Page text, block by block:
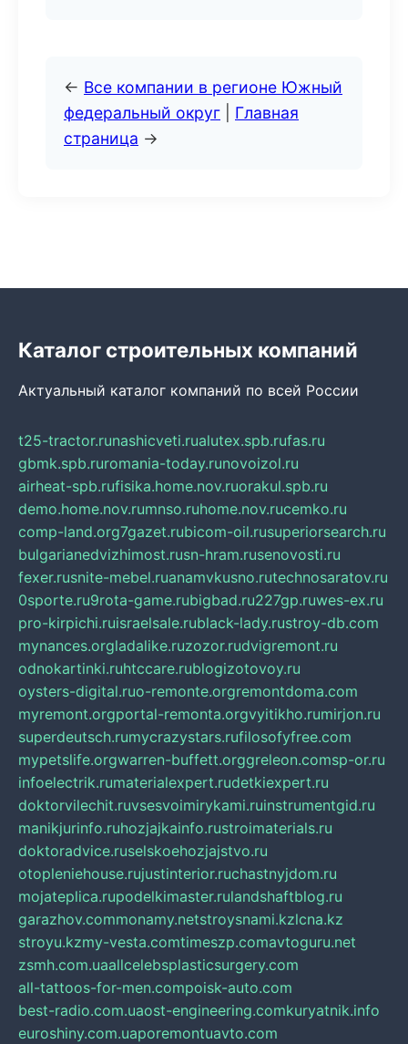
← Все компании в регионе Южный
федеральный округ
Главная
страница →
Каталог строительных компаний
Актуальный каталог компаний по всей России
t25-tractor.runashicveti.rualutex.spb.rufas.ru
gbmk.spb.ruromania-today.runovoizol.ru
airheat-spb.rufisika.home.nov.ruorakul.spb.ru
demo.home.nov.rumnso.ruhome.nov.rucemko.ru
comp-land.org7gazet.rubicom-oil.rusuperiorsearch.ru
bulgarianedvizhimost.rusn-hram.rusenovosti.ru
fexer.rusnite-mebel.ruanamvkusno.rutechnosaratov.ru
0sporte.ru9rota-game.rubigbad.ru227gp.ruwes-ex.ru
pro-kirpichi.ruisraelsale.rublack-lady.rustroy-db.com
mynances.orgladalike.ruzozor.rudvigremont.ru
odnokartinki.ruhtccare.rublogizotovoy.ru
oysters-digital.ruo-remonte.orgremontdoma.com
myremont.orgportal-remonta.orgvyitikho.rumirjon.ru
superdeutsch.rumycrazystars.rufilosofyfree.com
mypetslife.orgwarren-buffett.orggreleon.comsp-or.ru
infoelectrik.rumaterialexpert.rudetkiexpert.ru
doktorvilechit.ruvsesvoimirykami.ruinstrumentgid.ru
manikjurinfo.ruhozjajkainfo.rustroimaterials.ru
doktoradvice.ruselskoehozjajstvo.ru
otopleniehouse.rujustinterior.ruchastnyjdom.ru
mojateplica.rupodelkimaster.rulandshaftblog.ru
garazhov.commonamy.netstroysnami.kzlcna.kz
stroyu.kzmy-vesta.comtimeszp.comavtoguru.net
zsmh.com.uaallcelebsplasticsurgery.com
all-tattoos-for-men.compoisk-auto.com
best-radio.com.uaost-engineering.comkuryatnik.info
euroshiny.com.uaporemontuavto.com